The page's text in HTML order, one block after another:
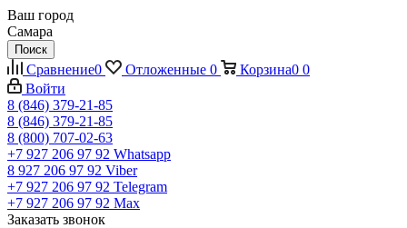
Ваш город
Самара
Поиск
Сравнение0 Отложенные 0 Корзина0 0
Войти
8 (846) 379-21-85
8 (846) 379-21-85
8 (800) 707-02-63
+7 927 206 97 92 Whatsapp
8 927 206 97 92 Viber
+7 927 206 97 92 Telegram
+7 927 206 97 92 Max
Заказать звонок